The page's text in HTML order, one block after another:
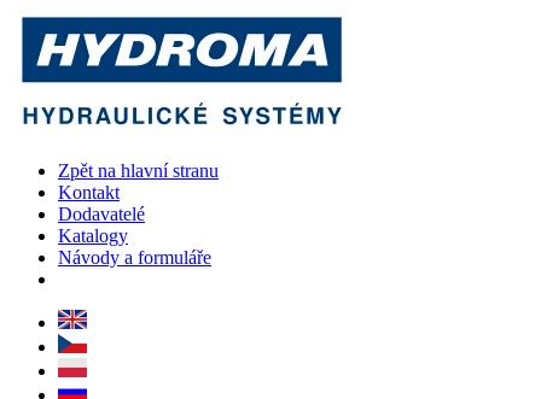
Zpět na hlavní stranu
Kontakt
Dodavatelé
Katalogy
Návody a formuláře